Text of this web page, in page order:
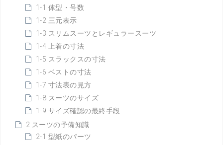
1-1 体型・号数
1-2 三元表示
1-3 スリムスーツとレギュラースーツ
1-4 上着の寸法
1-5 スラックスの寸法
1-6 ベストの寸法
1-7 寸法表の見方
1-8 スーツのサイズ
1-9 サイズ確認の最終手段
2 スーツの予備知識
2-1 型紙のパーツ